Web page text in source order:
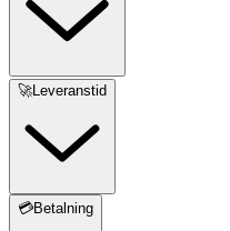
🚀Leveranstid
💳Betalning